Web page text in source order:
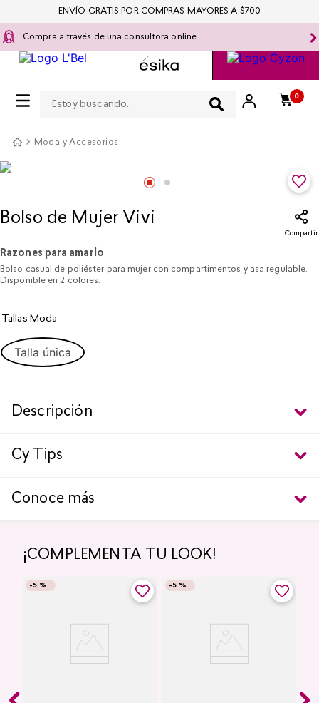
Compra a través de una consultora online
0
ENVÍO GRATIS POR COMPRAS MAYORES A $700
Moda y Accesorios
Bolso de Mujer Vivi
Compartir
Razones para amarlo
Bolso casual de poliéster para mujer con compartimentos y asa regulable.
Disponible en 2 colores.
Tallas Moda
Talla única
Descripción
Cy Tips
Conoce más
¡COMPLEMENTA TU LOOK!
-5 % -5 %